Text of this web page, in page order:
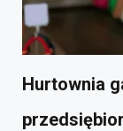
Hurtownia